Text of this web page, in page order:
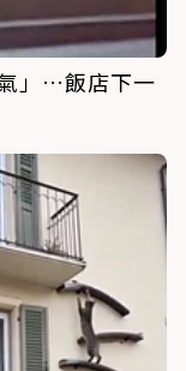
」…飯店下一